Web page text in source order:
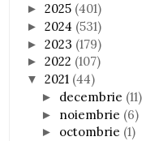
►2025 (401)
►2024 (531)
►2023 (179)
►2022 (107)
▼2021 (44)
► decembrie (11)
► noiembrie (6)
► octombrie (1)